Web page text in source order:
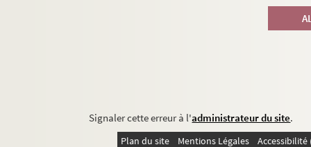
Signaler cette erreur à l'administrateur du site.
Plan du site Mentions Légales